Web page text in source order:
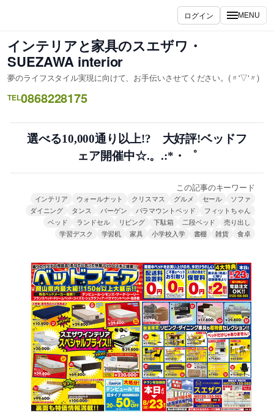
ス
キ
ッ
プ
ログイン MENU
インテリアと家具のスエザワ・
SUEZAWA interior
夢のライフスタイル実現に向けて、お手伝いさせてください。(〃'▽'〃)
TEL0868228175
選べる10,000通り以上!? 大好評!ベッドフ
ェア開催中☆.。.:*・゜
この記事のキーワード
インテリア ウォールナット クリスマス グルメ セール
ソファ
ダイニング
タンス バーゲン パラマウントベッド
フィットちゃん
ベッド
ランドセル リビング 下駄箱 二段ベッド
売り出し
学習デスク
学習机 家具 小学校入学 書棚 雑貨 食卓